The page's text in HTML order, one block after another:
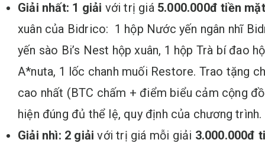
Giải nhất: 1 giải với trị giá 5.000.000đ tiền mặt
xuân của Bidrico: 1 hộp Nước yến ngân nhĩ
yến sào Bi’s Nest hộp xuân, 1 hộp Trà bí đao
A*nuta, 1 lốc chanh muối Restore. Trao tặng
cao nhất (BTC chấm + điểm biểu cảm cộng
hiện đúng đủ thể lệ, quy định của chương trình.
Giải nhì: 2 giải với trị giá mỗi giải 3.000.000đ